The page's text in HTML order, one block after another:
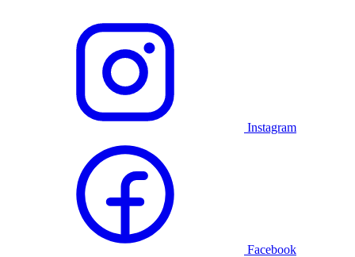
Instagram
Facebook